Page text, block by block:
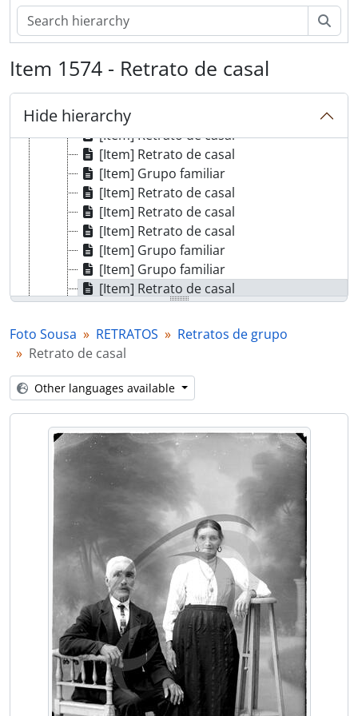
Item 1574 - Retrato de casal
Hide hierarchy
[Item] Retrato de crianças
[Item] Grupo familiar
[Item] Grupo familiar
[Item] Retrato de mulheres
[Item] Retrato de crianças
[Item] Retrato de crianças
[Item] Retrato de casal
[Item] Retrato de casal
[Item] Grupo familiar
[Item] Retrato de casal
[Item] Retrato de casal
[Item] Retrato de casal
[Item] Grupo familiar
[Item] Grupo familiar
[Item] Retrato de casal
[Item] Retrato de crianças
[Item] Retrato de crianças
[Item] Retrato de grupo juntamente com o Comendador Luiz Bernardo de Almeida
[Item] Retrato de mulheres com vestuário regional
[Item] Retrato de grupo juntamente com o Comendador Luiz Bernardo de Almeida
[Item] Retrato de crianças com vestuário de fantasia
[Item] Comendador Luiz Bernardo de Almeida e sua mãe na Quinta Progresso
[Item] Retrato de casal
[Item] Grupo familiar
[Item] Retrato de grupo
[Item] Retrato de casal
[Item] Grupo familiar
[Item] Grupo familiar
[Item] Grupo familiar
[Item] Retrato de mulheres
[Item] Grupo familiar
[Item] Grupo familiar
[Item] Retrato de casal
[Item] Retrato de crianças
[Item] Grupo familiar
[Item] Retrato de casal
Foto Sousa RETRATOS
Retratos de grupo
Retrato de casal
Other languages available